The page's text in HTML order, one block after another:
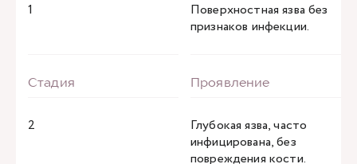
1
Поверхностная язва без
признаков инфекции.
2
Глубокая язва, часто
инфицирована, без
повреждения кости.